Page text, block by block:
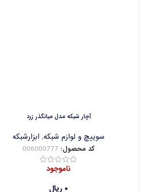
آچار شبکه مدل میانگذر زرد
سوییچ و لوازم شبکه, ابزارشبکه
کد محصول: 006000777
ناموجود
۰ ریال